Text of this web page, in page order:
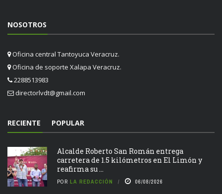
NOSOTROS
Oficina central Tantoyuca Veracruz.
Oficina de soporte Xalapa Veracruz.
2288513983
directorlvdt@gmail.com
RECIENTE POPULAR
Alcalde Roberto San Román entrega
carretera de 1.5 kilómetros en El Limón y
reafirma su ...
POR LA REDACCIÓN 06/08/2026